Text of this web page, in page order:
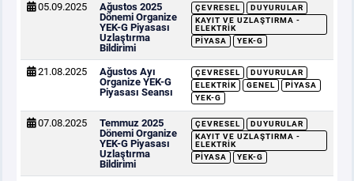
05.09.2025
Ağustos 2025
Dönemi Organize
YEK-G Piyasası
Uzlaştırma
Bildirimi
ÇEVRESEL
DUYURULAR
KAYIT VE UZLAŞTIRMA -
ELEKTRIK
PIYASA
YEK-G
21.08.2025
Ağustos Ayı
Organize YEK-G
Piyasası Seansı
ÇEVRESEL
DUYURULAR
ELEKTRIK
GENEL
PIYASA
YEK-G
07.08.2025
Temmuz 2025
Dönemi Organize
YEK-G Piyasası
Uzlaştırma
Bildirimi
ÇEVRESEL
DUYURULAR
KAYIT VE UZLAŞTIRMA -
ELEKTRIK
PIYASA
YEK-G